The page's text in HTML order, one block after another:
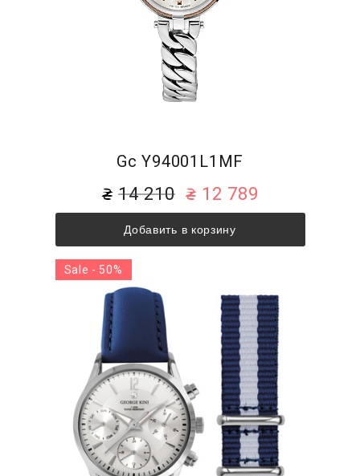
Gc Y94001L1MF
14 210 12 789
Добавить в корзину
Sale - 50%